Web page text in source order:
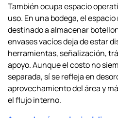
También ocupa espacio
uso. En una bodega, el
destinado a almacenar
envases vacíos deja de estar
herramientas, señalización,
apoyo. Aunque el costo no
separada, sí se refleja en
aprovechamiento del área y
el flujo interno.